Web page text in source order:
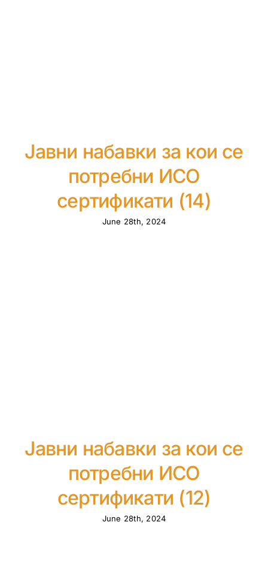
Јавни набавки за кои се
потребни ИСО
сертификати (14)
June 28th, 2024
Јавни набавки за кои се
потребни ИСО
сертификати (12)
June 28th, 2024